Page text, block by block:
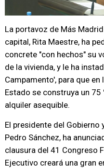
La portavoz de Más
capital, Rita Maestre, ha
concrete "con hechos" su
de la vivienda, y le ha
Campamento', para que
Estado se construya un 75
alquiler asequible.
El presidente del Gobierno
Pedro Sánchez, ha
clausura del 41 Congreso
Ejecutivo creará una gran